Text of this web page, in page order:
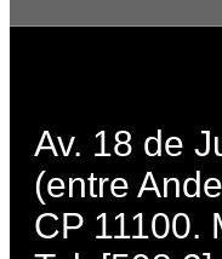
Av. 18 de
(entre
CP 11100.